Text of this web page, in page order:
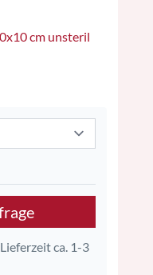
ca. 1-3